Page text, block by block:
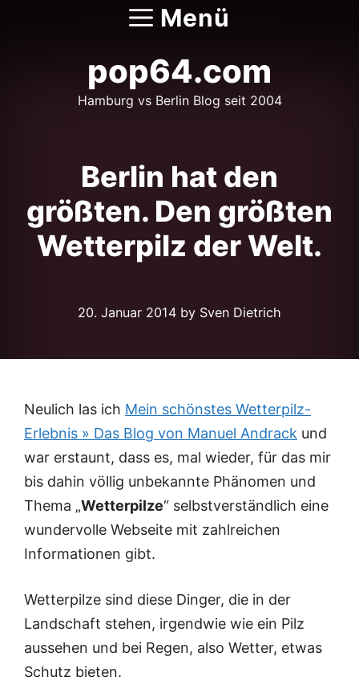
Menü
pop64.com
Hamburg vs Berlin Blog seit 2004
Berlin hat den
größten. Den größten
Wetterpilz der Welt.
20. Januar 2014 by Sven Dietrich
Neulich las ich Mein schönstes Wetterpilz-
Erlebnis » Das Blog von Manuel Andrack und
war erstaunt, dass es, mal wieder, für das mir
bis dahin völlig unbekannte Phänomen und
Thema „Wetterpilze“ selbstverständlich eine
wundervolle Webseite mit zahlreichen
Informationen gibt.
Wetterpilze sind diese Dinger, die in der
Landschaft stehen, irgendwie wie ein Pilz
aussehen und bei Regen, also Wetter, etwas
Schutz bieten.